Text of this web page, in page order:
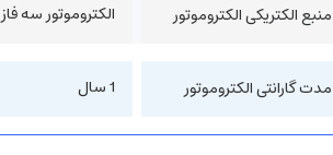
منبع الکتریکی الکتروموتور الکتروموتور سه فاز
مدت گارانتی الکتروموتور 1 سال